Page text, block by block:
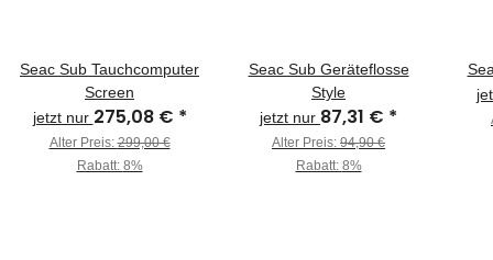
Seac Sub Tauchcomputer
Screen
jetzt nur 275,08 € *
Alter Preis:299,00 €
Rabatt: 8%
Seac Sub Geräteflosse
Style
jetzt nur 87,31 € *
Alter Preis: 94,90 €
Rabatt: 8%